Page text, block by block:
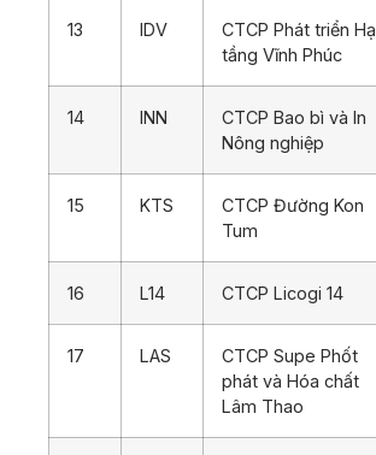
13 IDV
CTCP Phát triển Hạ
tầng Vĩnh Phúc
14 INN
CTCP Bao bì và In
Nông nghiệp
15 KTS
CTCP Đường Kon
Tum
16 L14 CTCP Licogi 14
17 LAS
CTCP Supe Phốt
phát và Hóa chất
Lâm Thao